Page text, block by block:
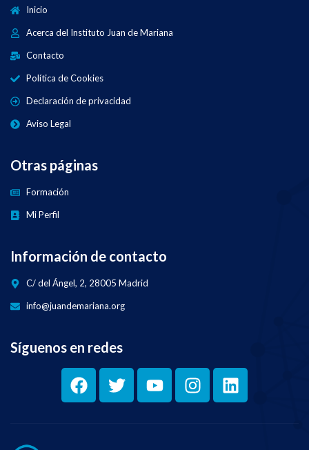
Inicio
Acerca del Instituto Juan de Mariana
Contacto
Política de Cookies
Declaración de privacidad
Aviso Legal
Otras páginas
Formación
Mi Perfil
Información de contacto
C/ del Ángel, 2, 28005 Madrid
info@juandemariana.org
Síguenos en redes